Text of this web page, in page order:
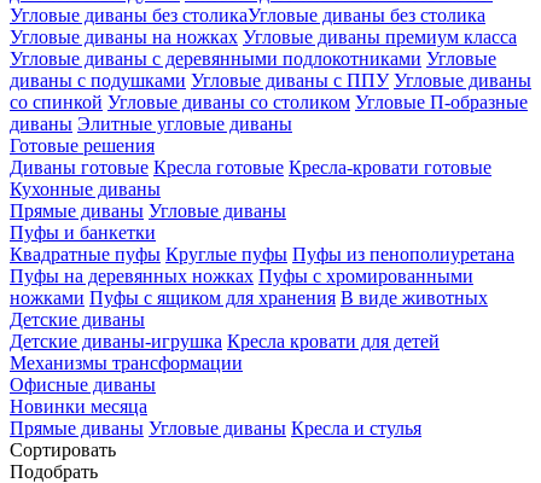
Угловые диваны без столикаУгловые диваны без столика
Угловые диваны на ножках Угловые диваны премиум класса
Угловые диваны с деревянными подлокотниками Угловые
диваны с подушками Угловые диваны с ППУ Угловые диваны
со спинкой Угловые диваны со столиком Угловые П-образные
диваны Элитные угловые диваны
Готовые решения
Диваны готовые Кресла готовые Кресла-кровати готовые
Кухонные диваны
Прямые диваны Угловые диваны
Пуфы и банкетки
Квадратные пуфы Круглые пуфы Пуфы из пенополиуретана
Пуфы на деревянных ножках Пуфы с хромированными
ножками Пуфы с ящиком для хранения В виде животных
Детские диваны
Детские диваны-игрушка Кресла кровати для детей
Механизмы трансформации
Офисные диваны
Новинки месяца
Прямые диваны Угловые диваны Кресла и стулья
Сортировать
Подобрать